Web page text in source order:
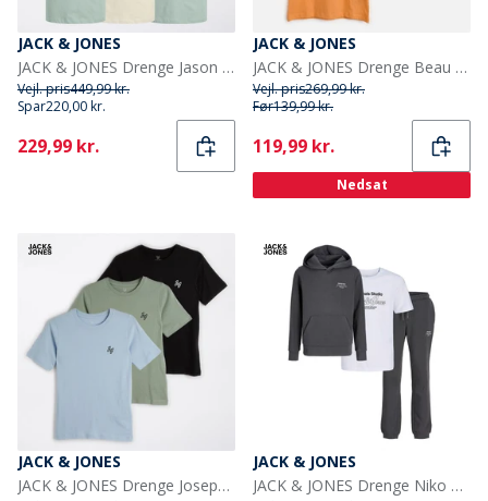
JACK & JONES
JACK & JONES Drenge Jason T-shirts Flerfarvet
Vejl. pris449,99 kr.
Spar220,00 kr.
Current
229,99 kr.
JACK & JONES
JACK & JONES Drenge Beau tre pak T-shirts Quartz Pink
Vejl. pris269,99 kr.
Før139,99 kr.
Current
119,99 kr.
Nedsat
JACK & JONES
JACK & JONES Drenge Joseph Tre Pak T-shirts Iceberg Green
JACK & JONES
JACK & JONES Drenge Niko Hætte Tre Delt Træningsdragt Og T-Shirt Sæt Asfalt/Hvid